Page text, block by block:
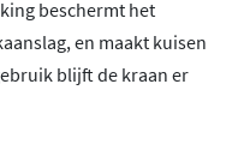
beschermt het
en maakt kuisen
blijft de kraan er